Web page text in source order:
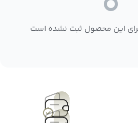
این محصول ثبت نشده است